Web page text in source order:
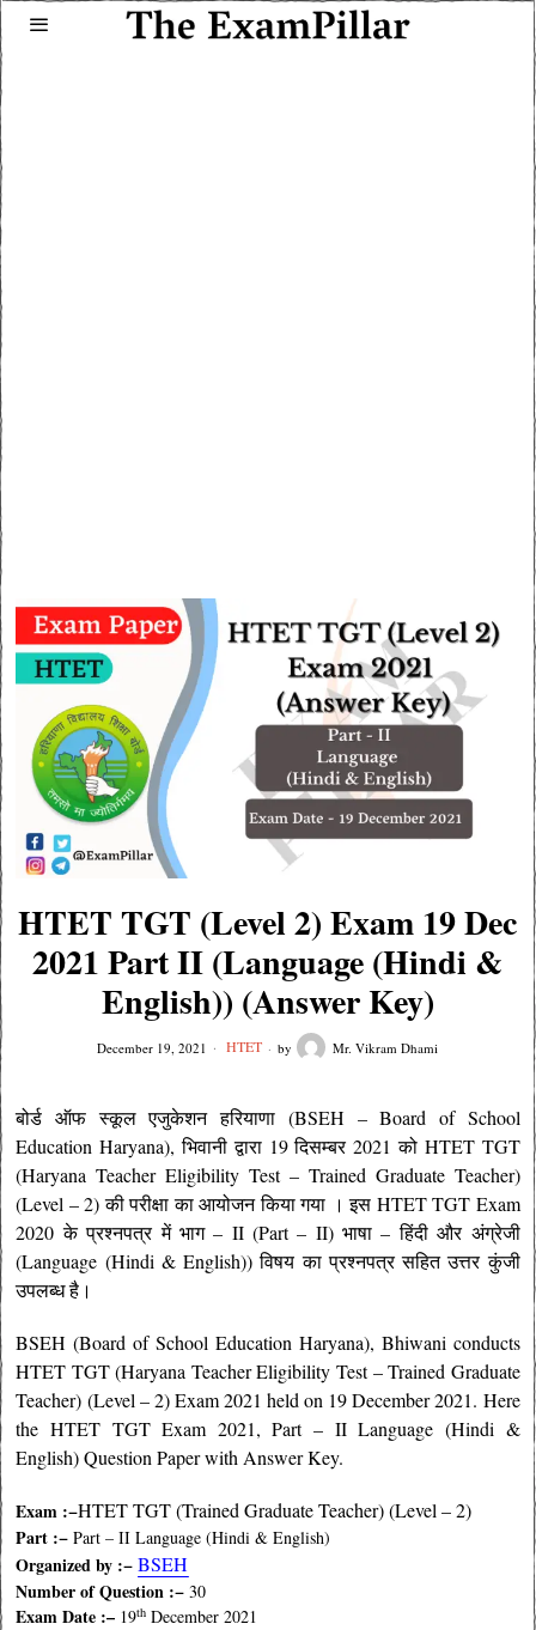
HTET TGT (Level 2) Exam 19 Dec
2021 Part II (Language (Hindi &
English)) (Answer Key)
December 19, 2021 HTET by Mr. Vikram Dhami
बोर्ड ऑफ स्कूल एजुकेशन हरियाणा (BSEH – Board of School
Education Haryana), भिवानी द्वारा 19 दिसम्बर 2021 को HTET TGT
(Haryana Teacher Eligibility Test – Trained Graduate Teacher)
(Level – 2) की परीक्षा का आयोजन किया गया ।इस HTET TGT Exam
2020 के प्रश्नपत्र में भाग – II (Part – II) भाषा – हिंदी और अंग्रेजी
(Language (Hindi & English))विषय का प्रश्नपत्र सहितउत्तर कुंजी
उपलब्ध है।
BSEH (Board of School Education Haryana), Bhiwani conducts
HTET TGT (Haryana Teacher Eligibility Test – Trained Graduate
Teacher) (Level – 2) Exam 2021 held on 19 December 2021. Here
the HTET TGT Exam 2021, Part – II Language (Hindi &
English) Question Paper with Answer Key.
Exam :−HTET TGT (Trained Graduate Teacher) (Level – 2)
Part :−Part – II Language (Hindi & English)
Organizedby :−BSEH
Number of Question :− 30
Exam Date :– 19th December 2021